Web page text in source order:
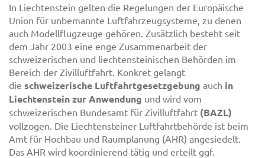
In Liechtenstein gelten die Regelungen der Europäische
Union für unbemannte Luftfahrzeugsysteme, zu denen
auch Modellflugzeuge gehören. Zusätzlich besteht seit
dem Jahr 2003 eine enge Zusammenarbeit der
schweizerischen und liechtensteinischen Behörden im
Bereich der Zivilluftfahrt. Konkret gelangt
die schweizerische Luftfahrtgesetzgebung auch in
Liechtenstein zur Anwendung und wird vom
schweizerischen Bundesamt für Zivilluftfahrt (BAZL)
vollzogen. Die Liechtensteiner Luftfahrtbehörde ist beim
Amt für Hochbau und Raumplanung (AHR) angesiedelt.
Das AHR wird koordinierend tätig und erteilt ggf.